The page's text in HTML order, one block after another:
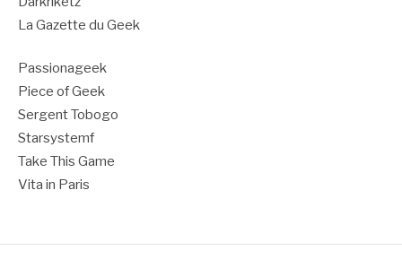
La Gazette du Geek
Passionageek
Piece of Geek
Sergent Tobogo
Starsystemf
Take This Game
Vita in Paris